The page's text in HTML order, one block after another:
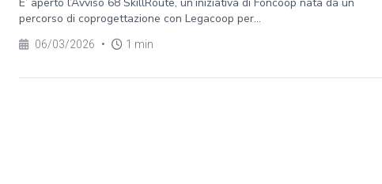
percorso di coprogettazione con Legacoop per...
06/03/2026 • 1 min